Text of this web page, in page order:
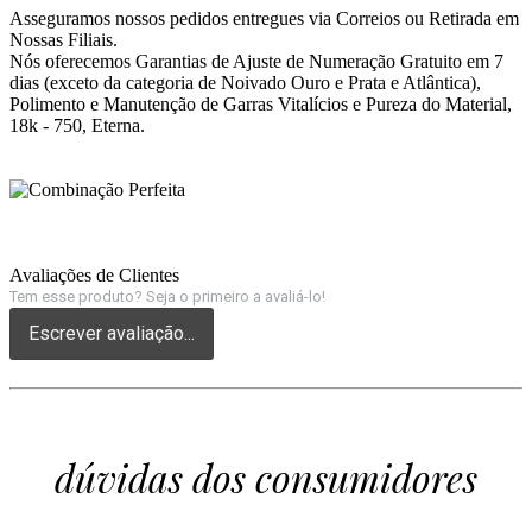
Asseguramos nossos pedidos entregues via Correios ou Retirada em
Nossas Filiais.
Nós oferecemos Garantias de Ajuste de Numeração Gratuito em 7
dias (exceto da categoria de Noivado Ouro e Prata e Atlântica),
Polimento e Manutenção de Garras Vitalícios e Pureza do Material,
18k - 750, Eterna.
Avaliações de Clientes
Tem esse produto? Seja o primeiro a avaliá-lo!
Escrever avaliação...
dúvidas dos consumidores